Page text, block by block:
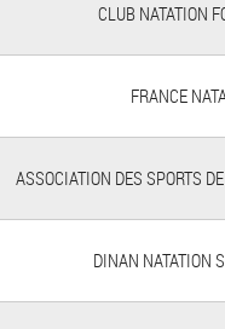
CLUB NATATION
FRANCE
ASSOCIATION DES SPORTS
DINAN NATATION